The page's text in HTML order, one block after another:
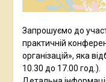
Запрошуємо до
практичній
організацій», яка
10.30 до 17.00 год.).